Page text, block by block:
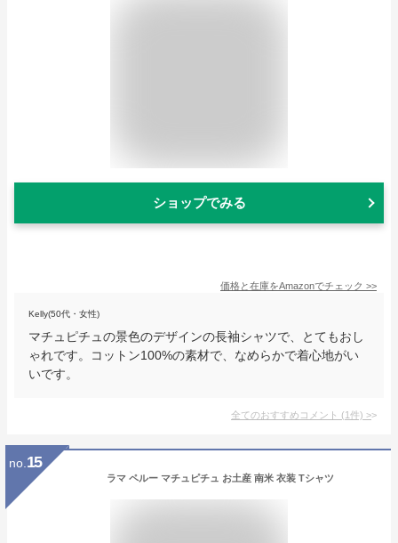
ショップでみる
価格と在庫をAmazonでチェック >>
Kelly(50代・女性)
マチュピチュの景色のデザインの長袖シャツで、とてもおし
ゃれです。コットン100%の素材で、なめらかで着心地がい
いです。
全てのおすすめコメント (1件) >
no. 15
ラマ ペルー マチュピチュ お土産 南米 衣装 Tシャツ